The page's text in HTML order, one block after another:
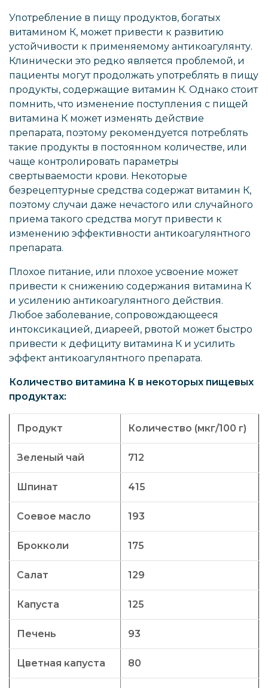
Употребление в пищу продуктов, богатых
витамином К, может привести к развитию
устойчивости к применяемому антикоагулянту.
Клинически это редко является проблемой, и
пациенты могут продолжать употреблять в пищу
продукты, содержащие витамин К. Однако стоит
помнить, что изменение поступления с пищей
витамина К может изменять действие
препарата, поэтому рекомендуется потреблять
такие продукты в постоянном количестве, или
чаще контролировать параметры
свертываемости крови. Некоторые
безрецептурные средства содержат витамин К,
поэтому случаи даже нечастого или случайного
приема такого средства могут привести к
изменению эффективности антикоагулянтного
препарата.
Плохое питание, или плохое усвоение может
привести к снижению содержания витамина К
и усилению антикоагулянтного действия.
Любое заболевание, сопровождающееся
интоксикацией, диареей, рвотой может быстро
привести к дефициту витамина К и усилить
эффект антикоагулянтного препарата.
Количество витамина К в некоторых пищевых
продуктах:
Продукт Количество (мкг/100 г)
Зеленый чай 712
Шпинат 415
Соевое масло 193
Брокколи 175
Салат 129
Капуста 125
Печень 93
Цветная капуста 80